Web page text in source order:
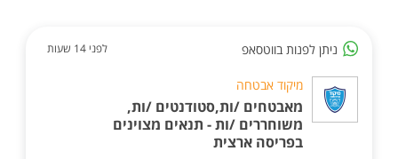
ניתן לפנות בווטסאפ לפני 14 שעות
מיקוד אבטחה
מאבטחים /ות,סטודנטים /ות,
משוחררים /ות - תנאים מצוינים
בפריסה ארצית